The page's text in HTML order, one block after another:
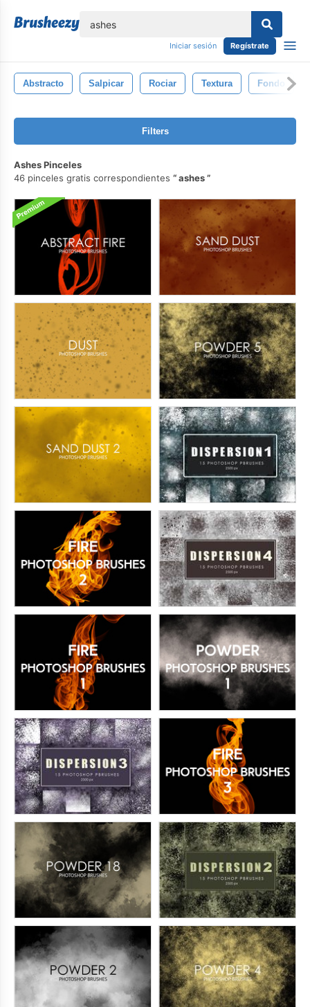
Iniciar sesión Regístrate
Abstracto Salpicar Rociar Textura Fondo
Filters
Ashes Pinceles
46 pinceles gratis correspondientes
ashes